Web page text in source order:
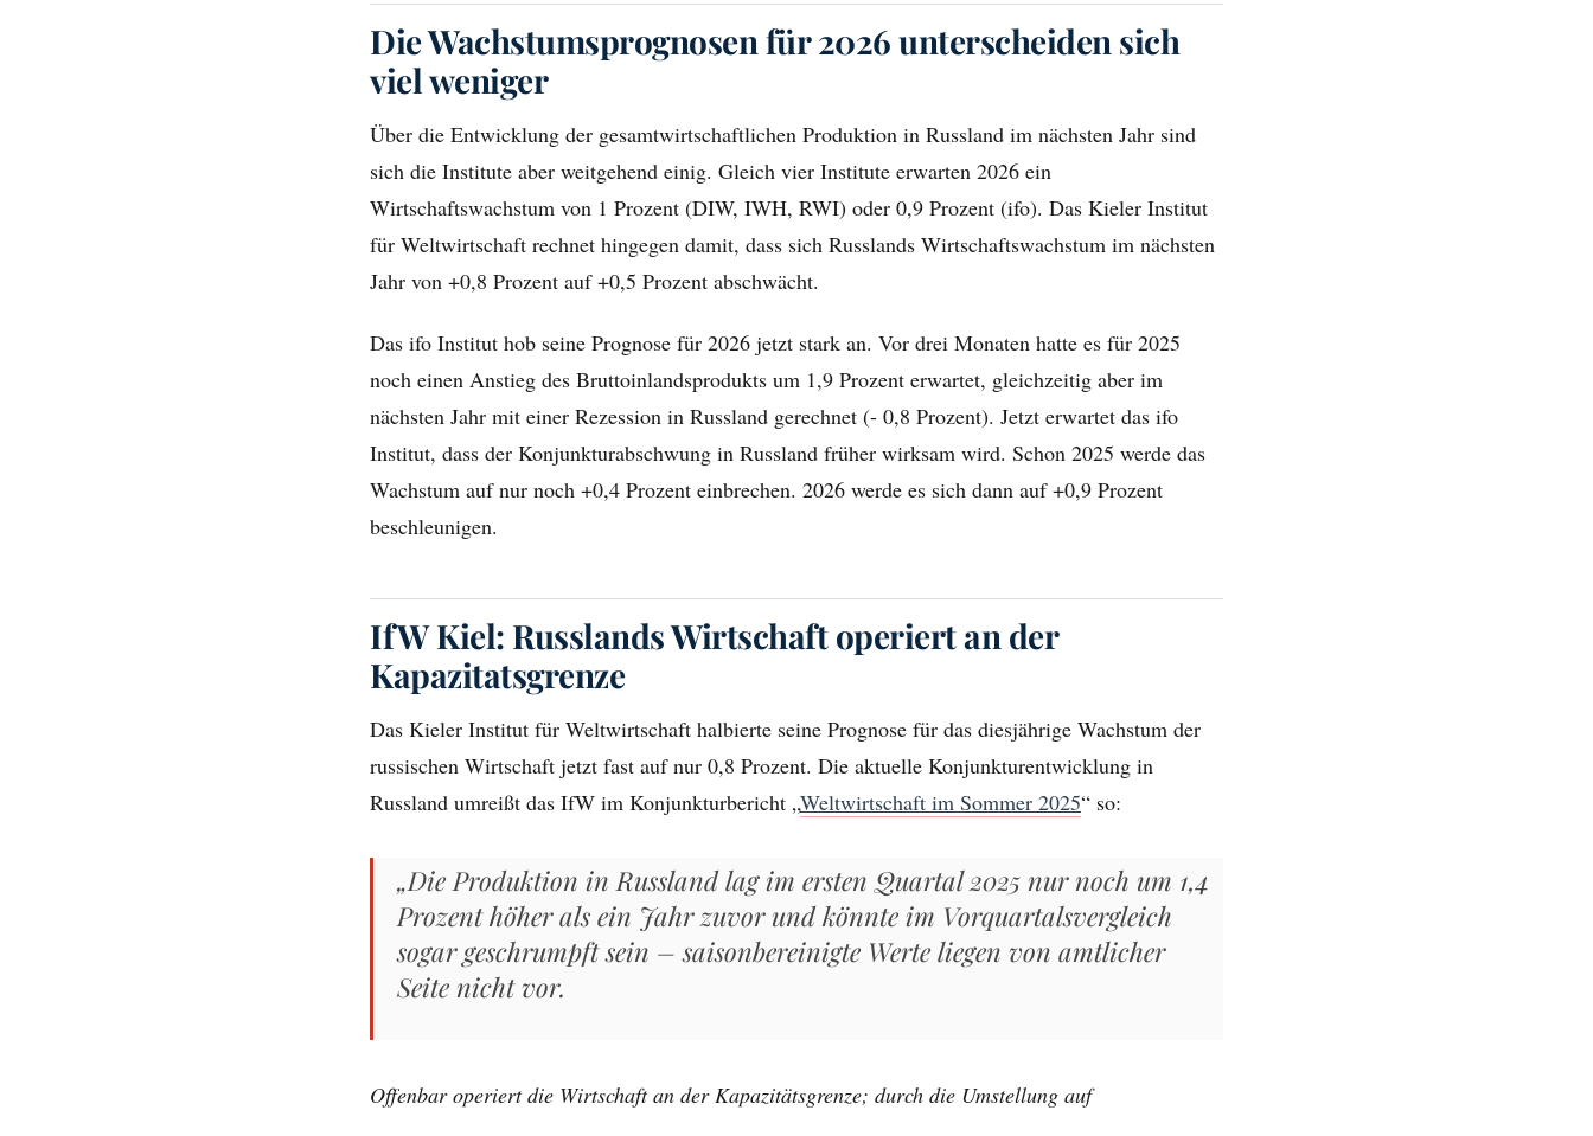
Die Wachstumsprognosen für 2026 unterscheiden sich
viel weniger
Über die Entwicklung der gesamtwirtschaftlichen Produktion in Russland im nächsten Jahr sind
sich die Institute aber weitgehend einig. Gleich vier Institute erwarten 2026 ein
Wirtschaftswachstum von 1 Prozent (DIW, IWH, RWI) oder 0,9 Prozent (ifo). Das Kieler Institut
für Weltwirtschaft rechnet hingegen damit, dass sich Russlands Wirtschaftswachstum im nächsten
Jahr von +0,8 Prozent auf +0,5 Prozent abschwächt.
Das ifo Institut hob seine Prognose für 2026 jetzt stark an. Vor drei Monaten hatte es für 2025
noch einen Anstieg des Bruttoinlandsprodukts um 1,9 Prozent erwartet, gleichzeitig aber im
nächsten Jahr mit einer Rezession in Russland gerechnet (- 0,8 Prozent). Jetzt erwartet das ifo
Institut, dass der Konjunkturabschwung in Russland früher wirksam wird. Schon 2025 werde das
Wachstum auf nur noch +0,4 Prozent einbrechen. 2026 werde es sich dann auf +0,9 Prozent
beschleunigen.
IfW Kiel: Russlands Wirtschaft operiert an der
Kapazitatsgrenze
Das Kieler Institut für Weltwirtschaft halbierte seine Prognose für das diesjährige Wachstum der
russischen Wirtschaft jetzt fast auf nur 0,8 Prozent. Die aktuelle Konjunkturentwicklung in
Russland umreißt das IfW im Konjunkturbericht „Weltwirtschaft im Sommer 2025“ so:
„Die Produktion in Russland lag im ersten Quartal 2025 nur noch um 1,4
Prozent höher als ein Jahr zuvor und könnte im Vorquartalsvergleich
sogar geschrumpft sein – saisonbereinigte Werte liegen von amtlicher
Seite nicht vor.
Offenbar operiert die Wirtschaft an der Kapazitätsgrenze; durch die Umstellung auf